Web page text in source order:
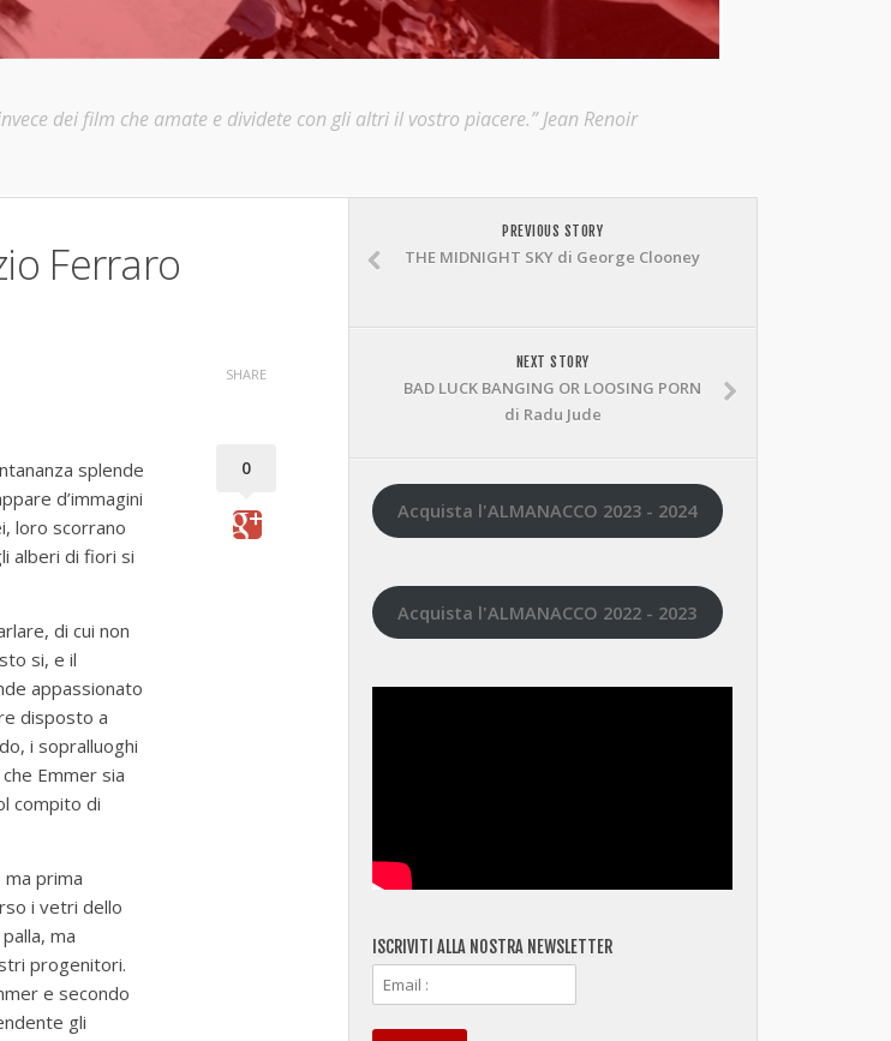
dei film che amate e dividete con gli altri il vostro piacere.” Jean Renoir
Ferraro
splende
d’immagini
loro scorrano
alberi di fiori si
di cui non
si, e il
appassionato
disposto a
i sopralluoghi
Emmer sia
compito di
ma prima
i vetri dello
ma
progenitori.
e secondo
gli
SHARE
0
PREVIOUS STORY
THE MIDNIGHT SKY di George Clooney
NEXT STORY
BAD LUCK BANGING OR LOOSING PORN
di Radu Jude
Acquista l'ALMANACCO 2023 - 2024
Acquista l'ALMANACCO 2022 - 2023
ISCRIVITI ALLA NOSTRA NEWSLETTER